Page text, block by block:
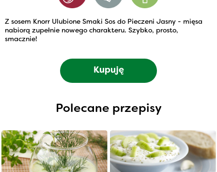
Z sosem Knorr Ulubione Smaki Sos do Pieczeni Jasny - mięsa
nabiorą zupełnie nowego charakteru. Szybko, prosto,
smacznie!
Kupuję
Polecane przepisy